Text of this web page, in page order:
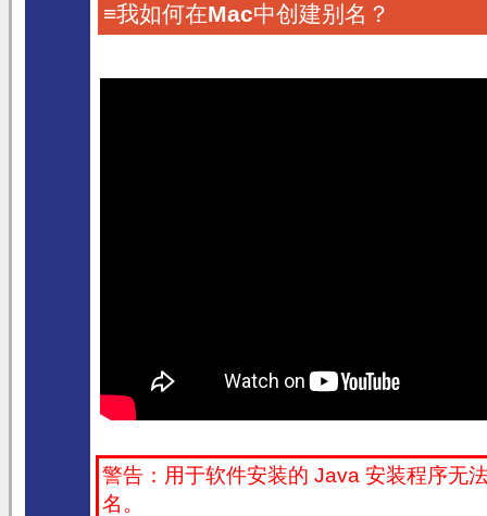
≡我如何在Mac中创建别名？
警告：用于软件安装的 Java 安装程序无
名。